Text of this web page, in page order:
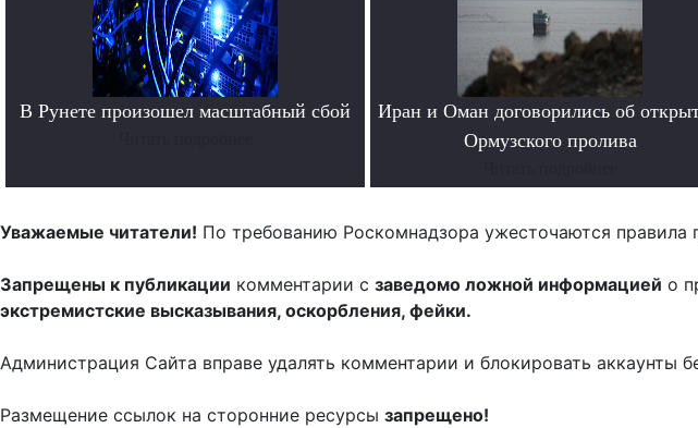
В Рунете произошел масштабный сбой
Иран и Оман договорились об
Ормузского пролива
Уважаемые читатели! По требованию Роскомнадзора ужесточаются правила
Запрещены к публикации комментарии с заведомо ложной информацией о
экстремистские высказывания, оскорбления, фейки.
Администрация Сайта вправе удалять комментарии и блокировать аккаунты
Размещение ссылок на сторонние ресурсы запрещено!